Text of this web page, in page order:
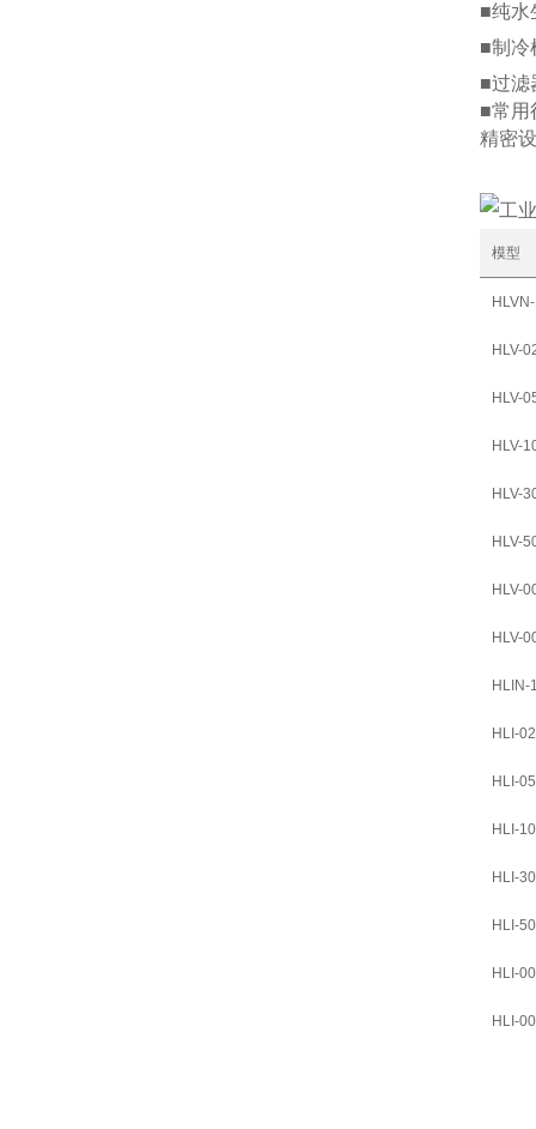
■纯水
■制冷
■过滤
■常用
精密
模型
HLV-
HLV-
HLV-
HLV-
HLV-
HLV-
HLV-
HLIN-
HLI-
HLI-
HLI-
HLI-
HLI-
HLI-
HLI-